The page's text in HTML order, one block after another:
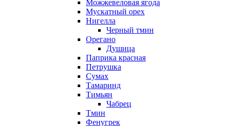
Можжевеловая ягода
Мускатный орех
Нигелла
Черный тмин
Орегано
Душица
Паприка красная
Петрушка
Сумах
Тамаринд
Тимьян
Чабрец
Тмин
Фенугрек